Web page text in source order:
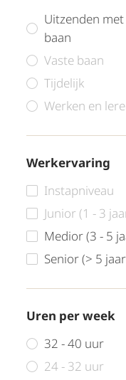
Uitzenden
baan
Vaste baan
Tijdelijk
Werken en
Werkervaring
Instapniveau
Junior (1 - 3
Medior (3 - 5
Senior (> 5
Uren per week
32 - 40 uur
24 - 32 uur